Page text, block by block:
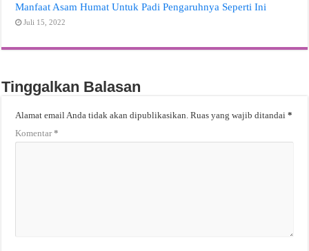
Manfaat Asam Humat Untuk Padi Pengaruhnya Seperti Ini
Juli 15, 2022
Tinggalkan Balasan
Alamat email Anda tidak akan dipublikasikan. Ruas yang wajib ditandai*
Komentar*